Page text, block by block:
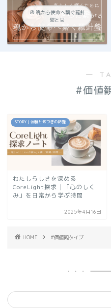
🧭 魂から使命へ繋ぐ羅針
盤とは
―
#価値
STORY｜体験と気づきの記録
わたしらしさを深める
CoreLight探求｜「心のしく
み」を日常から学ぶ時間
2025年4月16日
HOME #価値観タイプ